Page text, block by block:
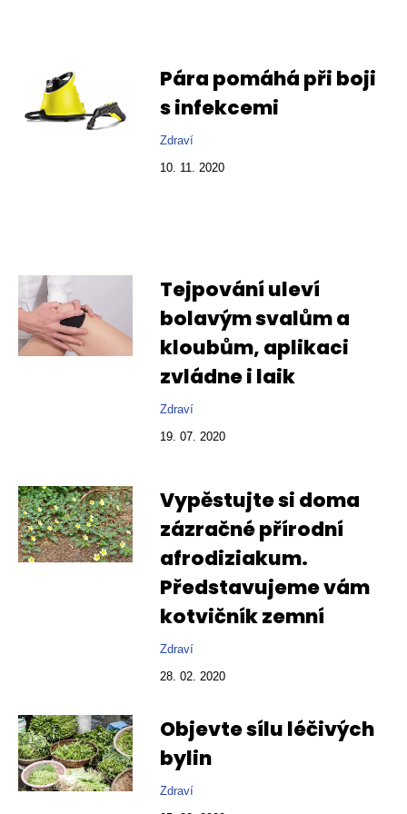
Pára pomáhá při boji
s infekcemi
Zdraví
10. 11. 2020
Tejpování uleví
bolavým svalům a
kloubům, aplikaci
zvládne i laik
Zdraví
19. 07. 2020
Vypěstujte si doma
zázračné přírodní
afrodiziakum.
Představujeme vám
kotvičník zemní
Zdraví
28. 02. 2020
Objevte sílu léčivých
bylin
Zdraví